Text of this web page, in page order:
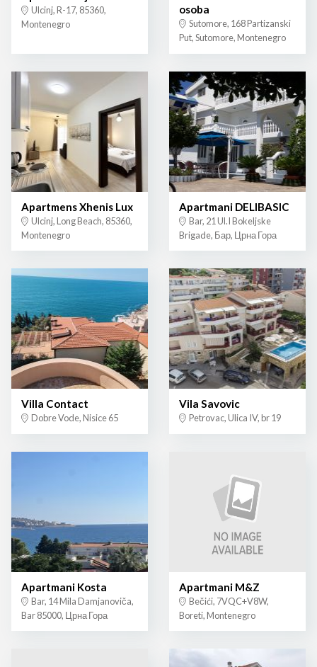
Ulcinj, R-17, 85360,
Montenegro
osoba
Sutomore, 168 Partizanski
Put, Sutomore, Montenegro
Apartmens Xhenis Lux
Ulcinj, Long Beach, 85360,
Montenegro
Apartmani DELIBASIC
Bar, 21 Ul.I Bokeljske
Brigade, Бар, Црна Гора
Villa Contact
Dobre Vode, Nisice 65
Vila Savovic
Petrovac, Ulica IV, br 19
Apartmani Kosta
Bar, 14 Mila Damjanoviča,
Bar 85000, Црна Гора
Apartmani M&Z
Bečići, 7VQC+V8W,
Boreti, Montenegro